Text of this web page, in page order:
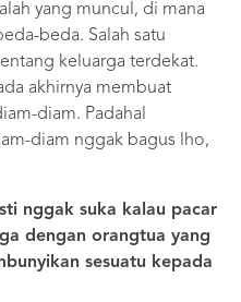
yang muncul, di mana
beda. Salah satu
keluarga terdekat.
akhirnya membuat
diam. Padahal
diam nggak bagus lho,
nggak suka kalau pacar
dengan orangtua yang
sesuatu kepada